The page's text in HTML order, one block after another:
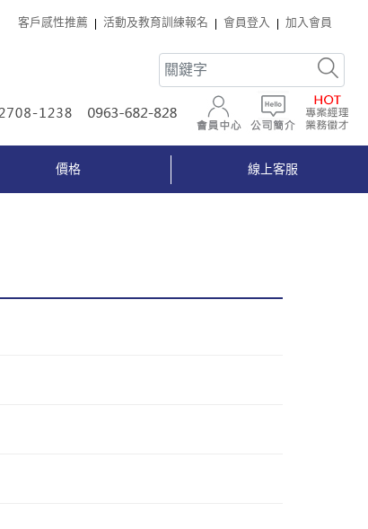
客戶感性推薦 活動及教育訓練報名 會員登入 加入會員
0963-682-828會員中心 公司簡介
價格 線上客服